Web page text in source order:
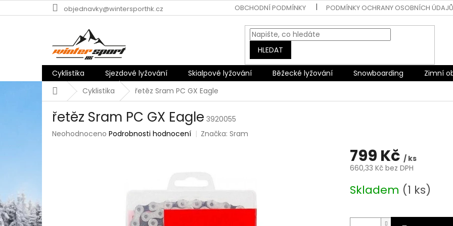
na
objednavky@wintersporthk.cz OBCHODNÍ PODMÍNKY PODMÍNKY OCHRANY OSOBNÍCH ÚDAJŮ
HLEDAT
Cyklistika Sjezdové lyžování Skialpové lyžování Běžecké lyžování Snowboarding Zimní
DomůCyklistika řetěz Sram PC GX Eagle
řetěz Sram PC GX Eagle 3920055
Průměrné
Neohodnoceno Podrobnosti hodnocení Značka:Sram
799 Kč / ks
660,33 Kč bez DPH
cena:
Skladem (1 ks)